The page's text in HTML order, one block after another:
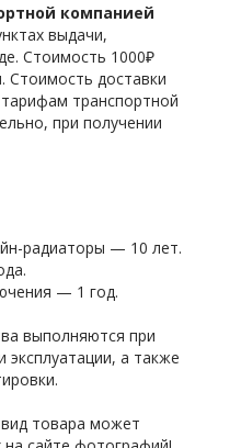
компанией
выдачи,
Стоимость 1000₽
Стоимость доставки
транспортной
при получении
радиаторы — 10 лет.
— 1 год.
выполняются при
а также
товара может